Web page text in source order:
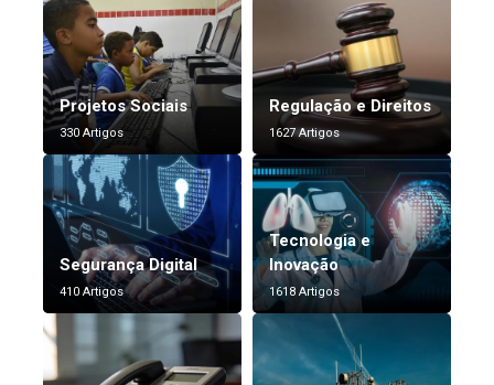
Projetos Sociais
330 Artigos
Regulação e Direitos
1627 Artigos
Segurança Digital
410 Artigos
Tecnologia e
Inovação
1618 Artigos